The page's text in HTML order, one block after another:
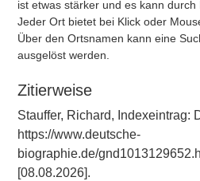
ist etwas stärker und es kann durch
Jeder Ort bietet bei Klick oder
Über den Ortsnamen kann eine
ausgelöst werden.
Zitierweise
Stauffer, Richard, Indexeintrag:
https://www.deutsche-
biographie.de/
[08.08.2026].